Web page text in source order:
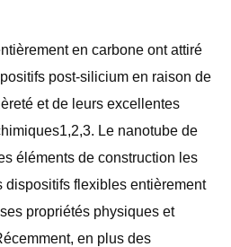
en carbone ont attiré
post-silicium en raison de
et de leurs excellentes
Le nanotube de
éléments de construction les
dispositifs flexibles entièrement
propriétés physiques et
en plus des